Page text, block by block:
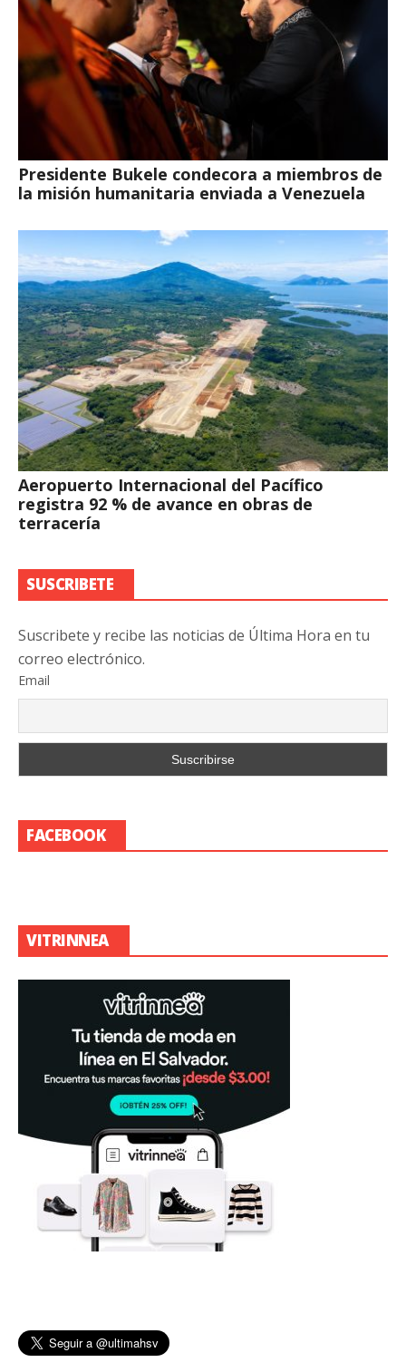
Presidente Bukele condecora a miembros de
la misión humanitaria enviada a Venezuela
Aeropuerto Internacional del Pacífico
registra 92 % de avance en obras de
terracería
SUSCRIBETE
Suscribete y recibe las noticias de Última Hora en tu
correo electrónico.
Email
FACEBOOK
VITRINNEA